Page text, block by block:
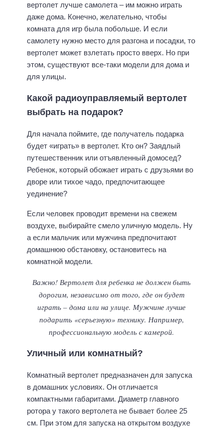
вертолет лучше самолета – им можно играть
даже дома. Конечно, желательно, чтобы
комната для игр была побольше. И если
самолету нужно место для разгона и посадки, то
вертолет может взлетать просто вверх. Но при
этом, существуют все-таки модели для дома и
для улицы.
Какой радиоуправляемый вертолет
выбрать на подарок?
Для начала поймите, где получатель подарка
будет «играть» в вертолет. Кто он? Заядлый
путешественник или отъявленный домосед?
Ребенок, который обожает играть с друзьями во
дворе или тихое чадо, предпочитающее
уединение?
Если человек проводит времени на свежем
воздухе, выбирайте смело уличную модель. Ну
а если мальчик или мужчина предпочитают
домашнюю обстановку, остановитесь на
комнатной модели.
Важно! Вертолет для ребенка не должен быть
дорогим, независимо от того, где он будет
играть – дома или на улице. Мужчине лучше
подарить «серьезную» технику. Например,
профессиональную модель с камерой.
Уличный или комнатный?
Комнатный вертолет предназначен для запуска
в домашних условиях. Он отличается
компактными габаритами. Диаметр главного
ротора у такого вертолета не бывает более 25
см. При этом для запуска на открытом воздухе